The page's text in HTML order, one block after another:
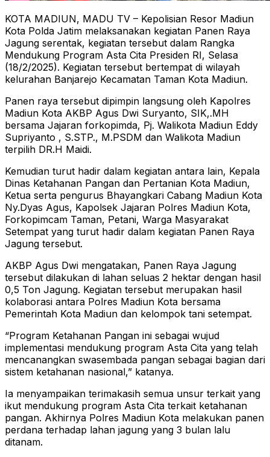
KOTA MADIUN, MADU TV – Kepolisian Resor Madiun
Kota Polda Jatim melaksanakan kegiatan Panen Raya
Jagung serentak, kegiatan tersebut dalam Rangka
Mendukung Program Asta Cita Presiden RI, Selasa
(18/2/2025). Kegiatan tersebut bertempat di wilayah
kelurahan Banjarejo Kecamatan Taman Kota Madiun.
Panen raya tersebut dipimpin langsung oleh Kapolres
Madiun Kota AKBP Agus Dwi Suryanto, SIK,.MH
bersama Jajaran forkopimda, Pj. Walikota Madiun Eddy
Supriyanto , S.STP., M.PSDM dan Walikota Madiun
terpilih DR.H Maidi.
Kemudian turut hadir dalam kegiatan antara lain, Kepala
Dinas Ketahanan Pangan dan Pertanian Kota Madiun,
Ketua serta pengurus Bhayangkari Cabang Madiun Kota
Ny.Dyas Agus, Kapolsek Jajaran Polres Madiun Kota,
Forkopimcam Taman, Petani, Warga Masyarakat
Setempat yang turut hadir dalam kegiatan Panen Raya
Jagung tersebut.
AKBP Agus Dwi mengatakan, Panen Raya Jagung
tersebut dilakukan di lahan seluas 2 hektar dengan hasil
0,5 Ton Jagung. Kegiatan tersebut merupakan hasil
kolaborasi antara Polres Madiun Kota bersama
Pemerintah Kota Madiun dan kelompok tani setempat.
“Program Ketahanan Pangan ini sebagai wujud
implementasi mendukung program Asta Cita yang telah
mencanangkan swasembada pangan sebagai bagian dari
sistem ketahanan nasional,” katanya.
Ia menyampaikan terimakasih semua unsur terkait yang
ikut mendukung program Asta Cita terkait ketahanan
pangan. Akhirnya Polres Madiun Kota melakukan panen
perdana terhadap lahan jagung yang 3 bulan lalu
ditanam.